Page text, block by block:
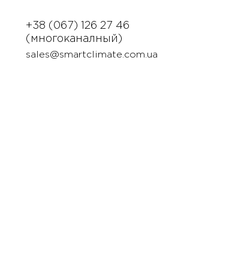
+38 (067) 126 27 46
(многоканалный)
sales@smartclimate.com.ua